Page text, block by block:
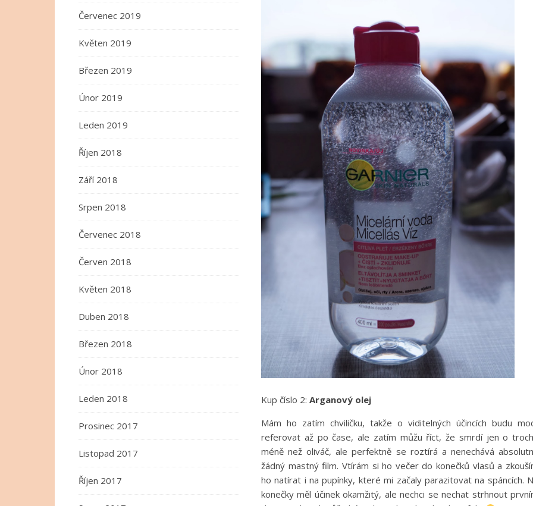
Červenec 2019
Květen 2019
Březen 2019
Únor 2019
Leden 2019
Říjen 2018
Září 2018
Srpen 2018
Červenec 2018
Červen 2018
Květen 2018
Duben 2018
Březen 2018
Únor 2018
Leden 2018
Prosinec 2017
Listopad 2017
Říjen 2017
Kup číslo 2: Arganový olej
Mám ho zatím chviličku, takže o viditelných účincích budu
referovat až po čase, ale zatím můžu říct, že smrdí jen o
méně než oliváč, ale perfektně se roztírá a nenechává
žádný mastný film. Vtírám si ho večer do konečků vlasů a
ho natírat i na pupínky, které mi začaly parazitovat na spáncích.
konečky měl účinek okamžitý, ale nechci se nechat strhnout